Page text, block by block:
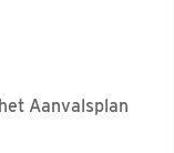
Aanvalsplan